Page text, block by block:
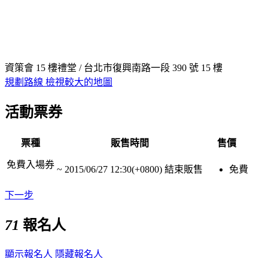
資策會 15 樓禮堂 / 台北市復興南路一段 390 號 15 樓
規劃路線 檢視較大的地圖
活動票券
票種 販售時間 售價
免費入場券 ~ 2015/06/27 12:30(+0800) 結束販售 免費
下一步
71 報名人
顯示報名人 隱藏報名人